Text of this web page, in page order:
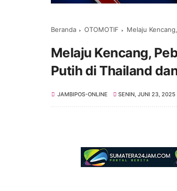
Beranda OTOMOTIF Melaju
Melaju Kencang,
Putih di Thailand
JAMBIPOS-ONLINE SENIN, JUNI 23, 2025